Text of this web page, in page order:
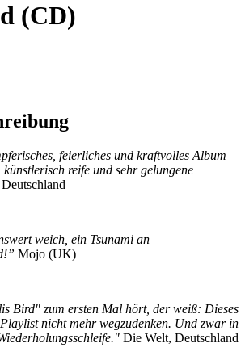
(CD)
feierliches und kraftvolles Album
reife und sehr gelungene
weich, ein Tsunami an
Mojo (UK)
Bird" zum ersten Mal hört, der weiß: Dieses
nicht mehr wegzudenken. Und zwar in
Die Welt, Deutschland